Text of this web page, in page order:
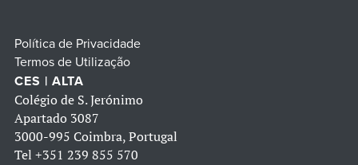
Política de Privacidade
Termos de Utilização
CES | ALTA
Colégio de S. Jerónimo
Apartado 3087
3000-995 Coimbra, Portugal
Tel +351 239 855 570